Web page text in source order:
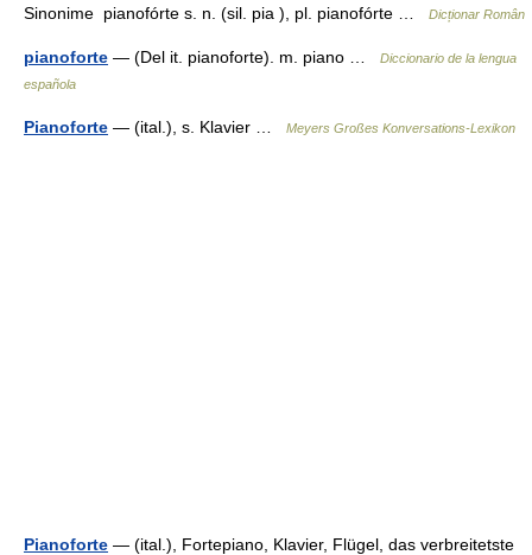
Sinonime pianofórte s. n. (sil. pia ), pl. pianofórte …
Dicționar Român
pianoforte — (Del it. pianoforte). m. piano …
Diccionario de la lengua
española
Pianoforte — (ital.), s. Klavier … Meyers Großes Konversations-Lexikon
Pianoforte — (ital.), Fortepiano, Klavier, Flügel, das verbreitetste